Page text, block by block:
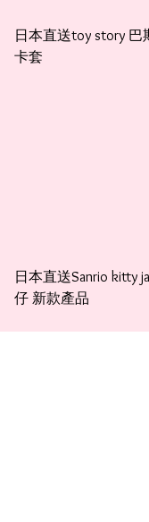
日本直送toy story 巴
卡套
日本直送Sanrio kitty
仔 新款產品